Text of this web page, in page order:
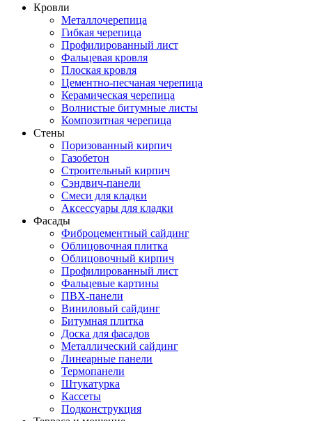
Кровли
Металлочерепица
Гибкая черепица
Профилированный лист
Фальцевая кровля
Плоская кровля
Цементно-песчаная черепица
Керамическая черепица
Волнистые битумные листы
Композитная черепица
Стены
Поризованный кирпич
Газобетон
Строительный кирпич
Сэндвич-панели
Смеси для кладки
Аксессуары для кладки
Фасады
Фиброцементный сайдинг
Облицовочная плитка
Облицовочный кирпич
Профилированный лист
Фальцевые картины
ПВХ-панели
Виниловый сайдинг
Битумная плитка
Доска для фасадов
Металлический сайдинг
Линеарные панели
Термопанели
Штукатурка
Кассеты
Подконструкция